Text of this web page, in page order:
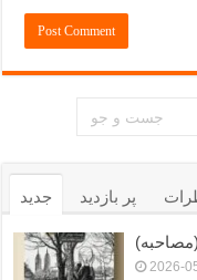
جدید پر بازدید
2026-